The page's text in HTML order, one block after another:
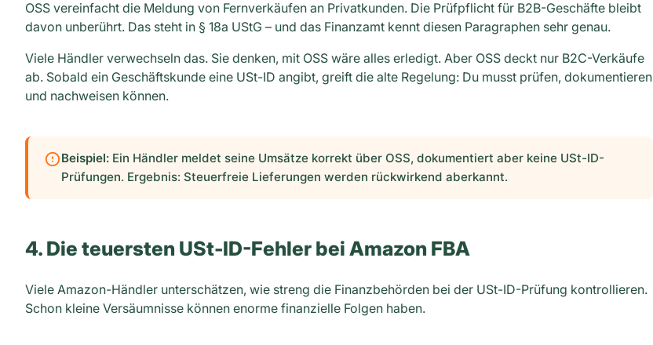
OSS vereinfacht die Meldung von Fernverkäufen an Privatkunden. Die Prüfpflicht für B2B-Geschäfte bleibt
davon unberührt. Das steht in § 18a UStG – und das Finanzamt kennt diesen Paragraphen sehr genau.
Viele Händler verwechseln das. Sie denken, mit OSS wäre alles erledigt. Aber OSS deckt nur B2C-Verkäufe
ab. Sobald ein Geschäftskunde eine USt-ID angibt, greift die alte Regelung: Du musst prüfen, dokumentieren
und nachweisen können.
Beispiel: Ein Händler meldet seine Umsätze korrekt über OSS, dokumentiert aber keine USt-ID-
Prüfungen. Ergebnis: Steuerfreie Lieferungen werden rückwirkend aberkannt.
4. Die teuersten USt-ID-Fehler bei Amazon FBA
Viele Amazon-Händler unterschätzen, wie streng die Finanzbehörden bei der USt-ID-Prüfung kontrollieren.
Schon kleine Versäumnisse können enorme finanzielle Folgen haben.